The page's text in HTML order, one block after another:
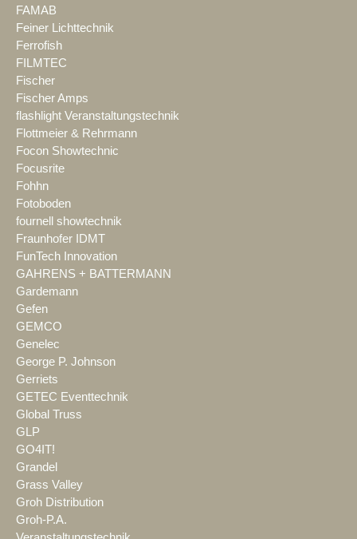
FAMAB
Feiner Lichttechnik
Ferrofish
FILMTEC
Fischer
Fischer Amps
flashlight Veranstaltungstechnik
Flottmeier & Rehrmann
Focon Showtechnic
Focusrite
Fohhn
Fotoboden
fournell showtechnik
Fraunhofer IDMT
FunTech Innovation
GAHRENS + BATTERMANN
Gardemann
Gefen
GEMCO
Genelec
George P. Johnson
Gerriets
GETEC Eventtechnik
Global Truss
GLP
GO4IT!
Grandel
Grass Valley
Groh Distribution
Groh-P.A.